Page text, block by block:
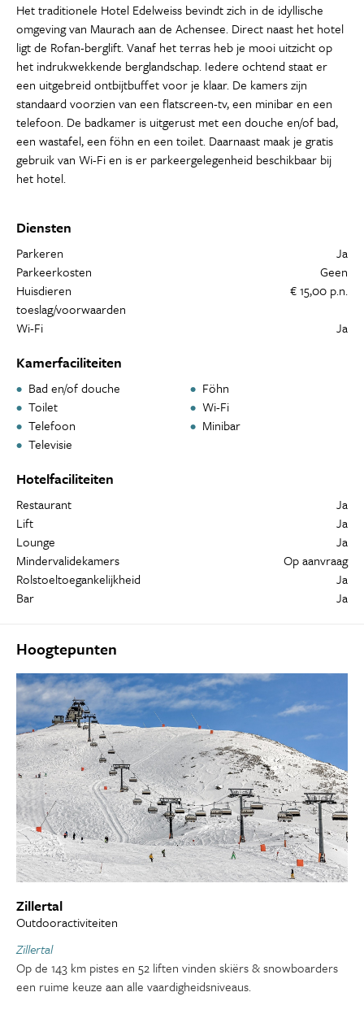
Het traditionele Hotel Edelweiss bevindt zich in de idyllische
omgeving van Maurach aan de Achensee. Direct naast het hotel
ligt de Rofan-berglift. Vanaf het terras heb je mooi uitzicht op
het indrukwekkende berglandschap. Iedere ochtend staat er
een uitgebreid ontbijtbuffet voor je klaar. De kamers zijn
standaard voorzien van een flatscreen-tv, een minibar en een
telefoon. De badkamer is uitgerust met een douche en/of bad,
een wastafel, een föhn en een toilet. Daarnaast maak je gratis
gebruik van Wi-Fi en is er parkeergelegenheid beschikbaar bij
het hotel.
Diensten
Parkeren
Ja
Parkeerkosten
Geen
Huisdieren
toeslag/voorwaarden
€ 15,00 p.n.
Wi-Fi Ja
Kamerfaciliteiten
Bad en/of douche
Föhn
Toilet
Wi-Fi
Telefoon
Minibar
Televisie
Hotelfaciliteiten
Restaurant
Ja
Lift
Ja
Lounge
Ja
Mindervalidekamers
Op aanvraag
Rolstoeltoegankelijkheid
Ja
Bar
Ja
Hoogtepunten
Zillertal
Outdooractiviteiten
Zillertal
Op de 143 km pistes en 52 liften vinden skiërs & snowboarders
een ruime keuze aan alle vaardigheidsniveaus.